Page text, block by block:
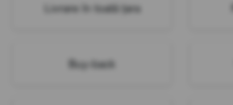
Livrare în toată țara
Buy-back